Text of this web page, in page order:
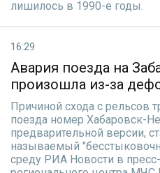
лишилось в 1990-е годы.
16:29
Авария поезда на
произошла из-за
Причиной схода с рельсов
поезда номер Хабаровск-
предварительной версии,
называемый
среду РИА Новости в